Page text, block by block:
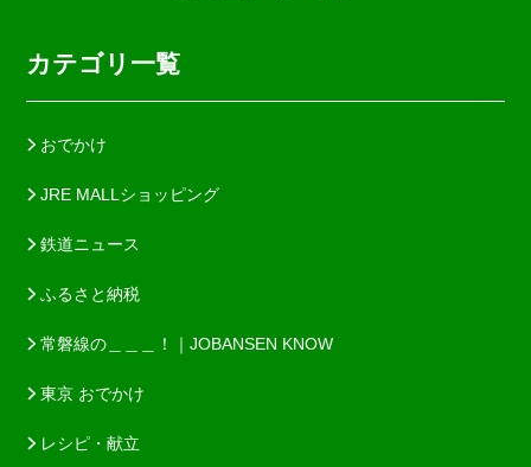
カテゴリ一覧
おでかけ
JRE MALLショッピング
鉄道ニュース
ふるさと納税
常磐線の＿＿＿！｜JOBANSEN KNOW
東京 おでかけ
レシピ・献立